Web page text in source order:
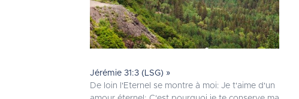
Jérémie 31:3 (LSG) »
De loin l'Eternel se montre à moi: Je t'aime d'un